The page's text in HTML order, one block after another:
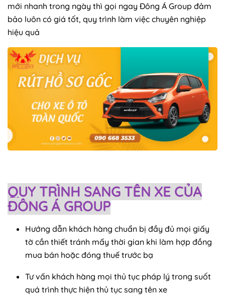
mới nhanh trong ngày thì gọi ngay Đông Á Group đảm
bảo luôn có giá tốt, quy trình làm việc chuyên nghiệp
hiệu quả
QUY TRÌNH SANG TÊN XE CỦA
ĐÔNG Á GROUP
Hướng dẫn khách hàng chuẩn bị đầy đủ mọi giấy
tờ cần thiết tránh mấy thời gian khi làm hợp đồng
mua bán hoặc đóng thuế trước bạ
Tư vấn khách hàng mọi thủ tục pháp lý trong suốt
quá trình thực hiện thủ tục sang tên xe